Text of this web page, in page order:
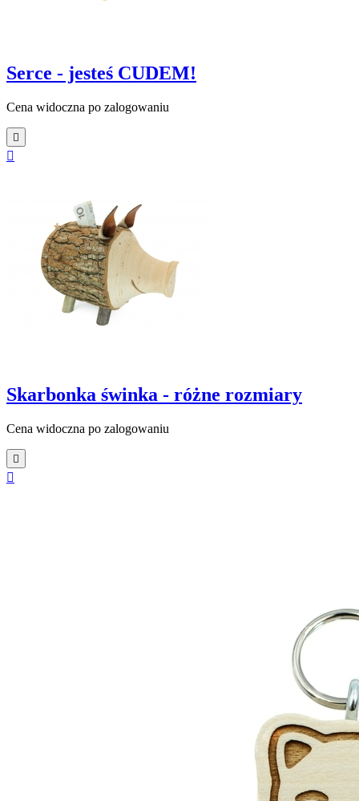
Serce - jesteś CUDEM!
Cena widoczna po zalogowaniu


Skarbonka świnka - różne rozmiary
Cena widoczna po zalogowaniu

